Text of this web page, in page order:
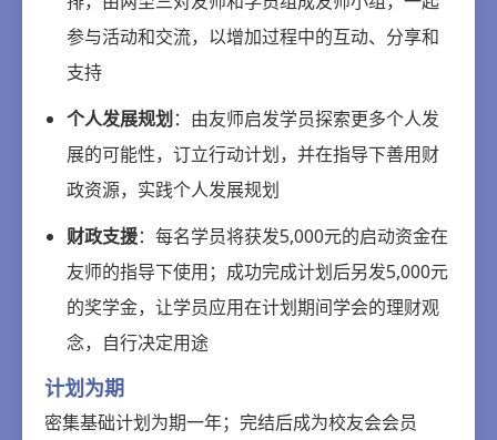
参与活动和交流，以增加过程中的互动、分享和
支持
个人发展规划：由友师启发学员探索更多个人发
展的可能性，订立行动计划，并在指导下善用财
政资源，实践个人发展规划
财政支援：每名学员将获发5,000元的启动资金在
友师的指导下使用；成功完成计划后另发5,000元
的奖学金，让学员应用在计划期间学会的理财观
念，自行决定用途
计划为期
密集基础计划为期一年；完结后成为校友会会员